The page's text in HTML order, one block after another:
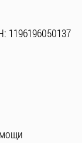
1196196050137